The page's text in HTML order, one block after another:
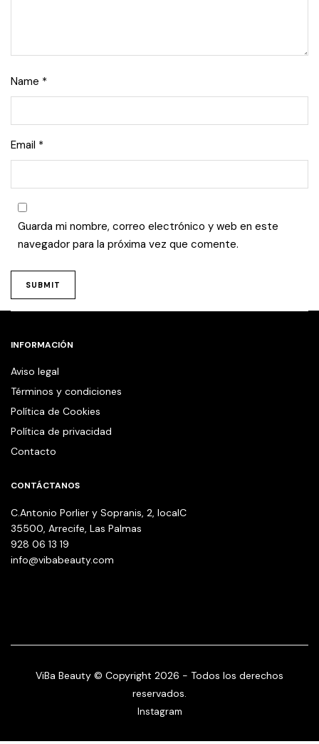
Name *
Email *
Guarda mi nombre, correo electrónico y web en este
navegador para la próxima vez que comente.
INFORMACIÓN
Aviso legal
Términos y condiciones
Política de Cookies
Política de privacidad
Contacto
CONTÁCTANOS
C.Antonio Porlier y Sopranis, 2, localC
35500, Arrecife, Las Palmas
928 06 13 19
info@vibabeauty.com
ViBa Beauty © Copyright 2026 - Todos los derechos
reservados.
Instagram